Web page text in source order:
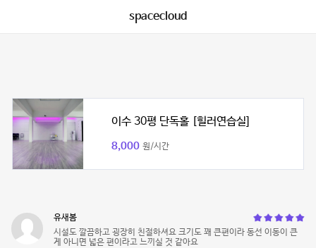
spacecloud
이수 30평 단독홀 [힐러연습실]
8,000 원/시간
유새봄
시설도 깔끔하고 굉장히 친절하셔요 크기도 꽤 큰편이라 동선 이동이 큰
게 아니면 넓은 편이라고 느끼실 것 같아요